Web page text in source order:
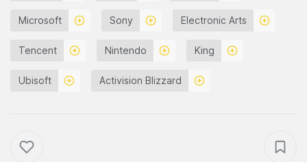
Microsoft Sony Electronic Arts
Tencent Nintendo King
Ubisoft Activision Blizzard